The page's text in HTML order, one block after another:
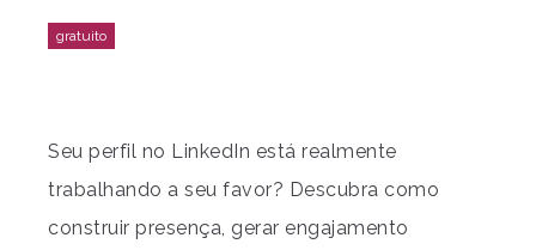
Seu perfil no LinkedIn está realmente
trabalhando a seu favor? Descubra como
construir presença, gerar engajamento